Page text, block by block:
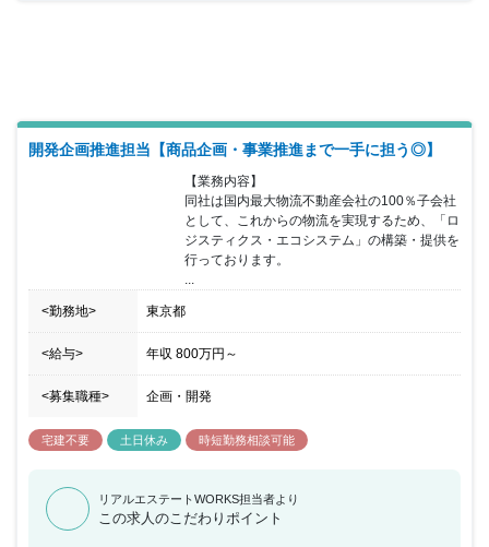
開発企画推進担当【商品企画・事業推進まで一手に担う◎】
【業務内容】
同社は国内最大物流不動産会社の100％子会社
として、これからの物流を実現するため、「ロ
ジスティクス・エコシステム」の構築・提供を
行っております。
...
<勤務地> 東京都
<給与> 年収 800万円 ～
<募集職種> 企画・開発
宅建不要 土日休み 時短勤務相談可能
リアルエステートWORKS担当者より
この求人のこだわりポイント